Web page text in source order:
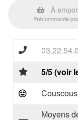
À
Précommande
5/5 (voir
Moyens